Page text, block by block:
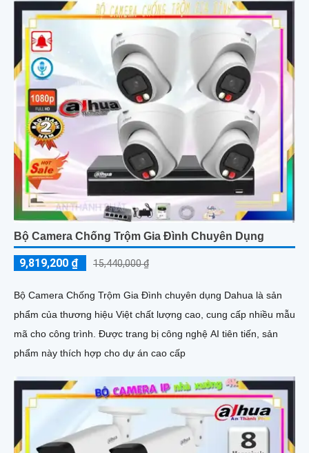
Bộ Camera Chống Trộm Gia Đình Chuyên Dụng
9,819,200 ₫ 15,440,000 ₫
Bộ Camera Chống Trộm Gia Đình chuyên dụng Dahua là sản
phẩm của thương hiệu Việt chất lượng cao, cung cấp nhiều mẫu
mã cho công trình. Được trang bị công nghệ AI tiên tiến, sản
phẩm này thích hợp cho dự án cao cấp